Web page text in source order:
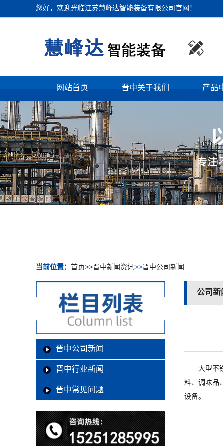
您好，欢迎光临江苏慧峰达智能装备有限公司官网！

网站首页 晋中关于我们 产品
当前位置： 首页>>晋中新闻资讯>>晋中公司新闻
晋中公司新闻
晋中行业新闻
晋中常见问题
公司新
大型不
料、调味品
设备。